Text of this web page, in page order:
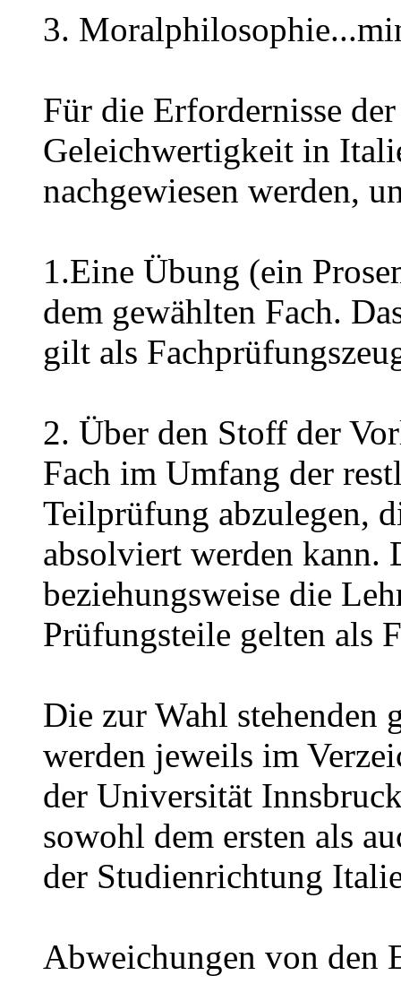
3.
Für die Erfordernisse
Geleichwertigkeit in
nachgewiesen werden,
1.Eine Übung (ein
dem gewählten Fach.
gilt als
2. Über den Stoff der
Fach im Umfang der
Teilprüfung abzulegen,
absolviert werden kann.
beziehungsweise die
Prüfungsteile gelten als
Die zur Wahl stehenden
werden jeweils im
der Universität
sowohl dem ersten als
der Studienrichtung
Abweichungen von den